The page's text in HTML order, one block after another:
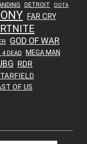
DETROIT DOTA
FAR CRY
GOD OF WAR
DEAD MEGA MAN
RDR
OF US